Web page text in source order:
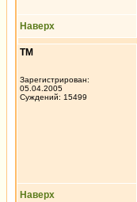
Наверх
ТМ
Зарегистрирован:
05.04.2005
Суждений: 15499
Наверх